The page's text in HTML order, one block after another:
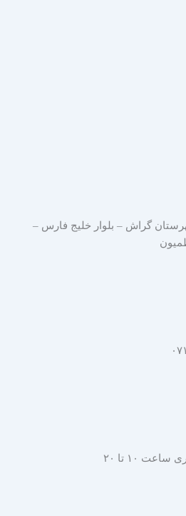
گراش – بلوار خلیج فارس –
۱۰ تا ۲۰